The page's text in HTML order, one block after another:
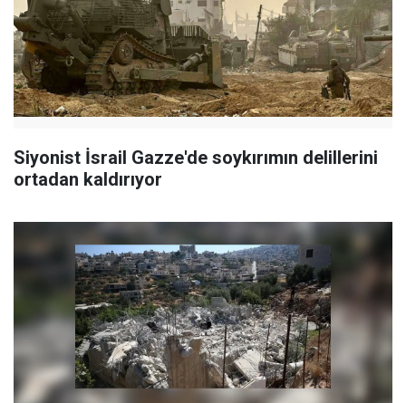
Siyonist İsrail Gazze'de soykırımın delillerini
ortadan kaldırıyor